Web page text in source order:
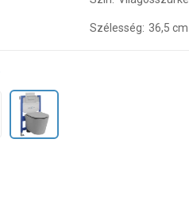
Szélesség: 36,5 cm